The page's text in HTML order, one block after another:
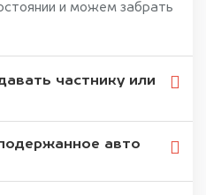
и можем забрать
частнику или
авто